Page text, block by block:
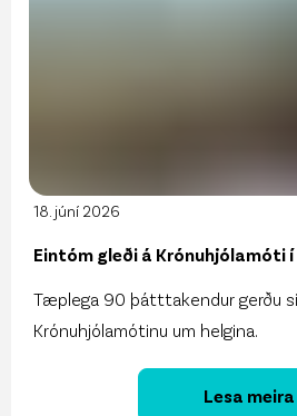
18. júní 2026
Eintóm gleði á Krónuhjólamóti
Tæplega 90 þátttakendur gerðu
Krónuhjólamótinu um helgina.
Lesa meira